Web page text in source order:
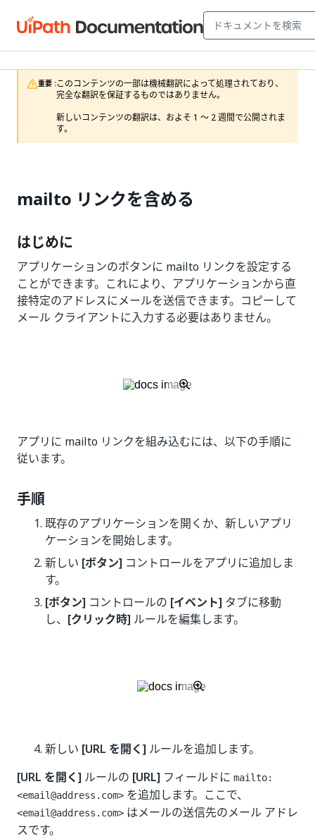
重要 :このコンテンツの一部は機械翻訳によって処理されており、
完全な翻訳を保証するものではありません。
新しいコンテンツの翻訳は、およそ 1 ～ 2 週間で公開されま
す。
mailto リンクを含める
はじめに
アプリケーションのボタンに mailto リンクを設定する
ことができます。これにより、アプリケーションから直
接特定のアドレスにメールを送信できます。コピーして
メール クライアントに入力する必要はありません。
アプリに mailto リンクを組み込むには、以下の手順に
従います。
手順
既存のアプリケーションを開くか、新しいアプリ
ケーションを開始します。
新しい [ボタン] コントロールをアプリに追加しま
す。
[ボタン] コントロールの [イベント] タブに移動
し、 [クリック時] ルールを編集します。
新しい [URL を開く] ルールを追加します。
[URL を開く] ルールの [URL] フィールドに mailto:
<email@address.com> を追加します。ここで、
<email@address.com> はメールの送信先のメール アドレ
スです。